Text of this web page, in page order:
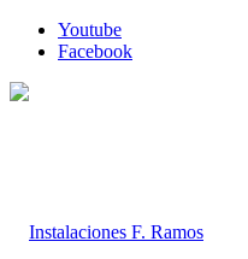
Youtube
Facebook